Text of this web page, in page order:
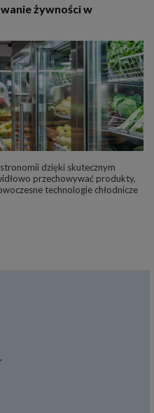
żywności w
dzięki skutecznym
przechowywać produkty,
technologie chłodnicze